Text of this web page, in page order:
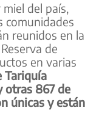
del país,
comunidades
reunidos en la
de
en varias
Tariquía
otras 867 de
únicas y están